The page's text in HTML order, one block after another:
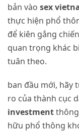
bản vào sex
thực hiện phổ
để kiên gắng
quan trọng khác
tuân theo.
ban đầu mới, hãy
ro của thành cục
investment
hữu phổ thông